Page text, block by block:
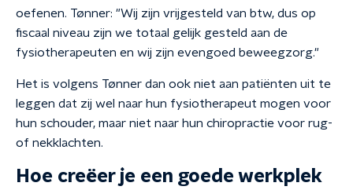
oefenen. Tønner: "Wij zijn vrijgesteld van btw, dus op
fiscaal niveau zijn we totaal gelijk gesteld aan de
fysiotherapeuten en wij zijn evengoed beweegzorg."
Het is volgens Tønner dan ook niet aan patiënten uit te
leggen dat zij wel naar hun fysiotherapeut mogen voor
hun schouder, maar niet naar hun chiropractie voor rug-
of nekklachten.
Hoe creëer je een goede werkplek